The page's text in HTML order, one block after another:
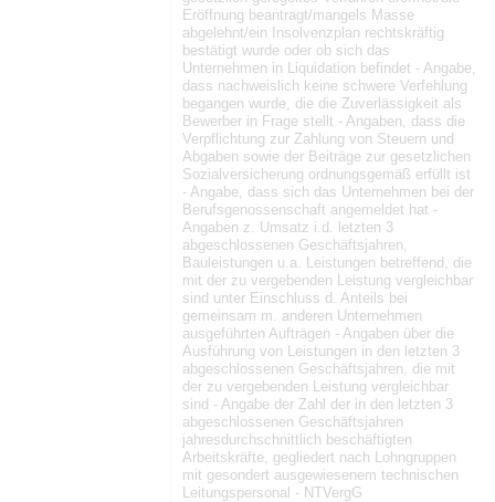
Eröffnung beantragt/mangels Masse
abgelehnt/ein Insolvenzplan rechtskräftig
bestätigt wurde oder ob sich das
Unternehmen in Liquidation befindet - Angabe,
dass nachweislich keine schwere Verfehlung
begangen wurde, die die Zuverlässigkeit als
Bewerber in Frage stellt - Angaben, dass die
Verpflichtung zur Zahlung von Steuern und
Abgaben sowie der Beiträge zur gesetzlichen
Sozialversicherung ordnungsgemäß erfüllt ist
- Angabe, dass sich das Unternehmen bei der
Berufsgenossenschaft angemeldet hat -
Angaben z. Umsatz i.d. letzten 3
abgeschlossenen Geschäftsjahren,
Bauleistungen u.a. Leistungen betreffend, die
mit der zu vergebenden Leistung vergleichbar
sind unter Einschluss d. Anteils bei
gemeinsam m. anderen Unternehmen
ausgeführten Aufträgen - Angaben über die
Ausführung von Leistungen in den letzten 3
abgeschlossenen Geschäftsjahren, die mit
der zu vergebenden Leistung vergleichbar
sind - Angabe der Zahl der in den letzten 3
abgeschlossenen Geschäftsjahren
jahresdurchschnittlich beschäftigten
Arbeitskräfte, gegliedert nach Lohngruppen
mit gesondert ausgewiesenem technischen
Leitungspersonal - NTVergG